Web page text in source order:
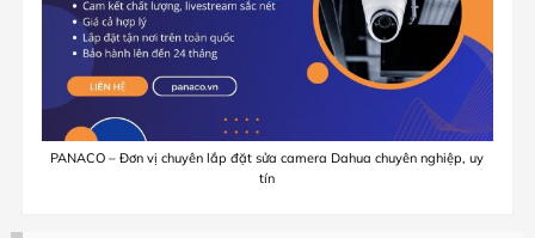
PANACO – Đơn vị chuyên lắp đặt sửa camera Dahua chuyên nghiệp, uy
tín